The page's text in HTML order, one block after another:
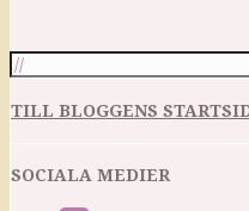
TILL BLOGGENS
SOCIALA MEDIER